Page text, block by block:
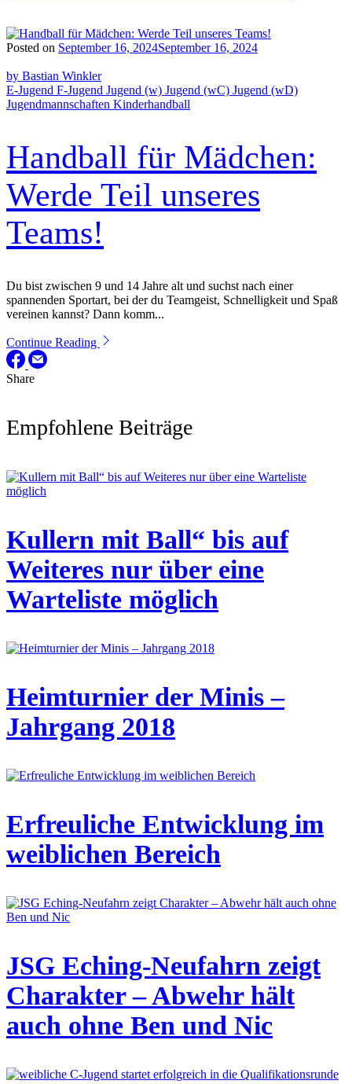
Posted on September 16, 2024September 16, 2024
by Bastian Winkler
E-Jugend F-Jugend Jugend (w) Jugend (wC) Jugend (wD)
Jugendmannschaften Kinderhandball
Handball für Mädchen:
Werde Teil unseres
Teams!
Du bist zwischen 9 und 14 Jahre alt und suchst nach einer
spannenden Sportart, bei der du Teamgeist, Schnelligkeit und Spaß
vereinen kannst? Dann komm...
Continue Reading
Share
Empfohlene Beiträge
Kullern mit Ball“ bis auf
Weiteres nur über eine
Warteliste möglich
Heimturnier der Minis –
Jahrgang 2018
Erfreuliche Entwicklung im
weiblichen Bereich
JSG Eching-Neufahrn zeigt
Charakter – Abwehr hält
auch ohne Ben und Nic